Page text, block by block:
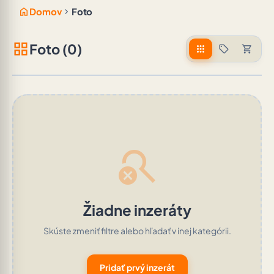
home Domov chevron_right Foto
grid_viewFoto (0) apps sell shopping_cart
search_off
Žiadne inzeráty
Skúste zmeniť filtre alebo hľadať v inej kategórii.
Pridať prvý inzerát